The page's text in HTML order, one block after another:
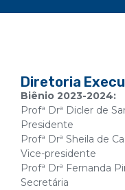
Diretoria
Biênio 2023-2024:
Profª Drª Dicler de
Presidente
Profª Drª Sheila de
Vice-presidente
Profª Drª Fernanda
Secretária